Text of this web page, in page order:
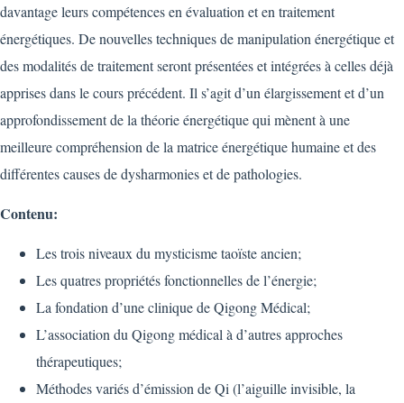
davantage leurs compétences en évaluation et en traitement
énergétiques. De nouvelles techniques de manipulation énergétique et
des modalités de traitement seront présentées et intégrées à celles déjà
apprises dans le cours précédent. Il s’agit d’un élargissement et d’un
approfondissement de la théorie énergétique qui mènent à une
meilleure compréhension de la matrice énergétique humaine et des
différentes causes de dysharmonies et de pathologies.
Contenu:
Les trois niveaux du mysticisme taoïste ancien;
Les quatres propriétés fonctionnelles de l’énergie;
La fondation d’une clinique de Qigong Médical;
L’association du Qigong médical à d’autres approches
thérapeutiques;
Méthodes variés d’émission de Qi (l’aiguille invisible, la